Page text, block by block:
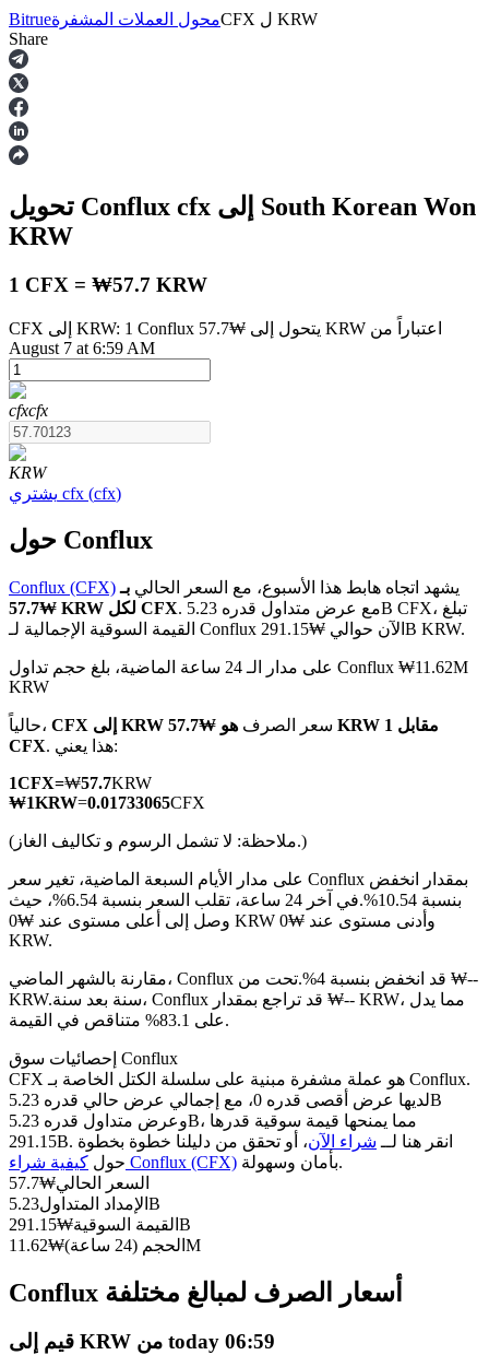
العقود الآجلة
العقود الآجلة USDT
العقود الآجلة لـ COIN-M
العقود الآجلة للعملات المشفرة
TradFi
مشتقات الأسهم والعملات الأجنبية والمعادن الثمينة والسلع
العقود الآجلة USDC
نسخ التداول
انضم إلى أفضل المتداولين
Bitrueمحول العملات المشفرةCFX ل KRW
Share
تحويل Conflux cfx
إلى South Korean Won
KRW
1 CFX = ₩57.7 KRW
CFX إلى KRW: 1 Conflux يتحول إلى ₩57.7 KRW اعتباراً من
August 7 at 6:59 AM
cfxcfx
KRW
يشتري cfx (cfx)
حول Conflux
Conflux (CFX) يشهد اتجاه هابط هذا الأسبوع، مع السعر الحالي بـ
₩57.7 KRW لكل CFX. مع عرض متداول قدره 5.23B CFX، تبلغ
القيمة السوقية الإجمالية لـ Conflux الآن حوالي ₩291.15B KRW.
على مدار الـ 24 ساعة الماضية، بلغ حجم تداول Conflux ₩11.62M
KRW
حالياً، CFX إلى KRW سعر الصرف
هو ₩57.7 KRW مقابل 1
CFX
. هذا يعني:
1CFX=₩57.7KRW
₩1KRW=0.01733065CFX
(ملاحظة: لا تشمل الرسوم و تكاليف الغاز.)
على مدار الأيام السبعة الماضية، تغير سعر Conflux بمقدار انخفض
بنسبة 10.54%.
في آخر 24 ساعة، تقلب السعر بنسبة 6.54%، حيث
وصل إلى أعلى مستوى عند ₩0 KRW وأدنى مستوى عند ₩0
KRW.
مقارنة بالشهر الماضي، Conflux قد انخفض بنسبة 4%.تحت من ₩--
KRW.سنة بعد سنة، Conflux قد تراجع بمقدار ₩-- KRW، مما يدل
على 83.1% متناقص في القيمة.
إحصائيات سوق Conflux
CFX هو عملة مشفرة مبنية على سلسلة الكتل الخاصة بـ Conflux.
لديها عرض أقصى قدره 0، مع إجمالي عرض حالي قدره 5.23B
وعرض متداول قدره 5.23B، مما يمنحها قيمة سوقية قدرها
291.15B. انقر هنا لــ شراء الآن، أو تحقق من دليلنا خطوة بخطوة
حول كيفية شراء Conflux (CFX)
بأمان وسهولة.
السعر الحالي₩
57.7
الإمداد المتداول 5.23B
القيمة السوقية₩
291.15B
الحجم (24 ساعة)
₩ 11.62M
Conflux أسعار الصرف لمبالغ مختلفة
قيم إلى KRW من today 06:59